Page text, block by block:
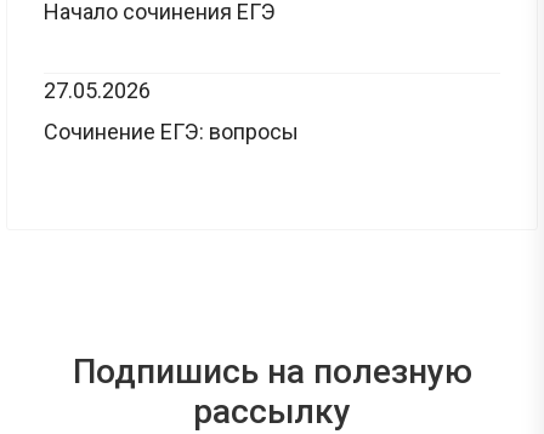
Начало сочинения ЕГЭ
27.05.2026
Сочинение ЕГЭ: вопросы
Подпишись на полезную
рассылку